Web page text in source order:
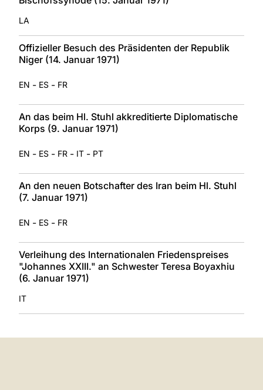
LA
Offizieller Besuch des Präsidenten der Republik
Niger (14. Januar 1971)
EN - ES - FR
An das beim Hl. Stuhl akkreditierte Diplomatische
Korps (9. Januar 1971)
EN - ES - FR - IT - PT
An den neuen Botschafter des Iran beim Hl. Stuhl
(7. Januar 1971)
EN - ES - FR
Verleihung des Internationalen Friedenspreises
"Johannes XXIII." an Schwester Teresa Boyaxhiu
(6. Januar 1971)
IT